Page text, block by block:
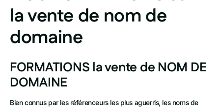
la vente de nom de
domaine
FORMATIONS la vente de NOM DE
DOMAINE
Bien connus par les référenceurs les plus aguerris, les noms de